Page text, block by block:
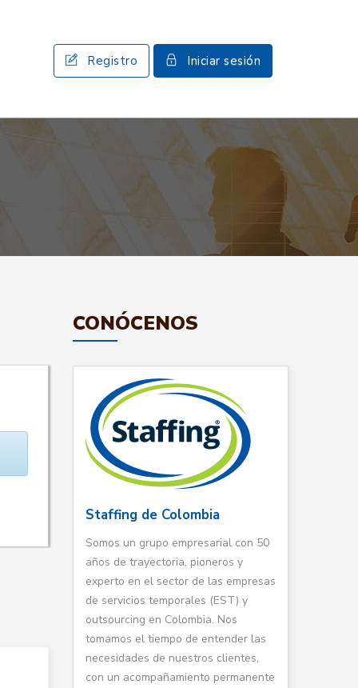
Registro Iniciar sesión
CONÓCENOS
Staffing de Colombia
Somos un grupo empresarial con 50
años de trayectoria, pioneros y
experto en el sector de las empresas
de servicios temporales (EST) y
outsourcing en Colombia. Nos
tomamos el tiempo de entender las
necesidades de nuestros clientes,
con un acompañamiento permanente